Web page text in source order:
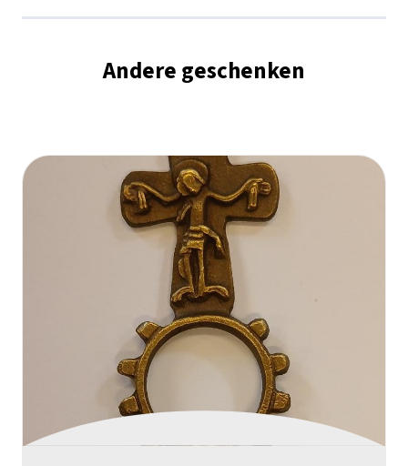
Andere geschenken